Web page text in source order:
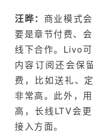
汪晔： 商业模式
要是章节付费、
线下合作。Livo
内容订阅还会保
费，比如送礼、
非常高。此外，
高，长线LTV会
接入方面。